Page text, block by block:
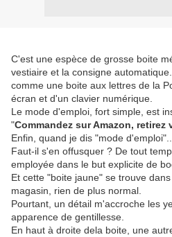
C'est une espèce de grosse boite
vestiaire et la consigne
comme une boite aux lettres de la
écran et d'un clavier numérique.
Le mode d'emploi, fort simple, est
"Commandez sur Amazon, retirez
Enfin, quand je dis "mode
Faut-il s'en offusquer ? De tout
employée dans le but explicite de
Et cette "boite jaune" se trouve
magasin, rien de plus normal.
Pourtant, un détail m'accroche les
apparence de gentillesse.
En haut à droite dela boite, une